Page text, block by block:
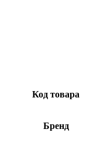
Код товара
Бренд